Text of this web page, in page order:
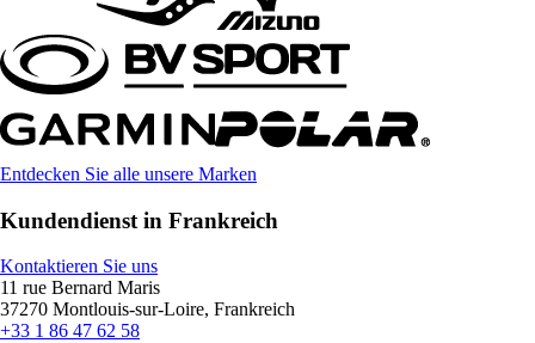
Entdecken Sie alle unsere Marken
Kundendienst in Frankreich
Kontaktieren Sie uns
11 rue Bernard Maris
37270 Montlouis-sur-Loire, Frankreich
+33 1 86 47 62 58